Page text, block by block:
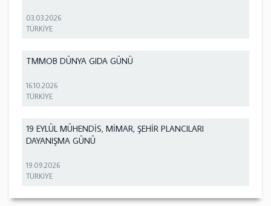
03.03.2026
TÜRKİYE
TMMOB DÜNYA GIDA GÜNÜ
16.10.2026
TÜRKİYE
19 EYLÜL MÜHENDİS, MİMAR, ŞEHİR PLANCILARI
DAYANIŞMA GÜNÜ
19.09.2026
TÜRKİYE